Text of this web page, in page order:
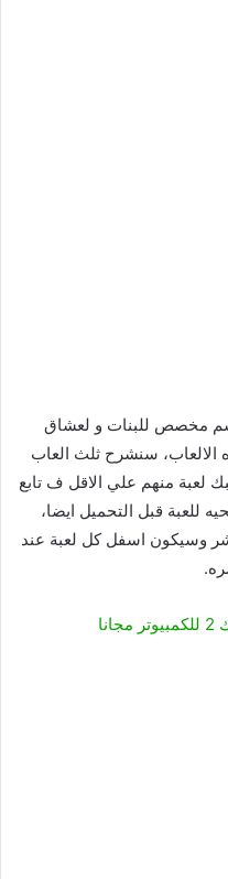
مخصص للبنات و لعشاق
الالعاب، سنشرح ثلث العاب
لعبة منهم علي الاقل ف تابع
للعبة قبل التحميل ايضا،
وسيكون اسفل كل لعبة عند